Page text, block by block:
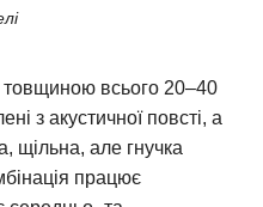
всього 20–40
з акустичної повсті, а
щільна, але гнучка
працює